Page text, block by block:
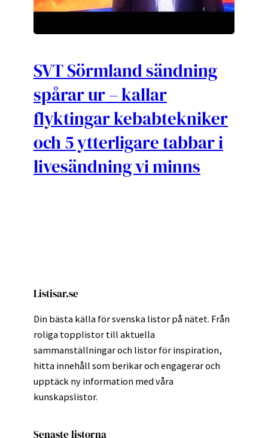
SVT Sörmland sändning
spårar ur – kallar
flyktingar kebabtekniker
och 5 ytterligare tabbar i
livesändning vi minns
Listisar.se
Din bästa källa för svenska listor på nätet. Från
roliga topplistor till aktuella
sammanställningar och listor för inspiration,
hitta innehåll som berikar och engagerar och
upptäck ny information med våra
kunskapslistor.
Senaste listorna